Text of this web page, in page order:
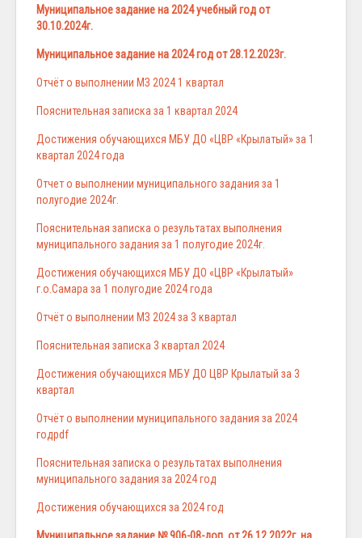
Муниципальное задание на 2024 учебный год от
30.10.2024г.
Муниципальное задание на 2024 год от 28.12.2023г.
Отчёт о выполнении МЗ 2024 1 квартал
Пояснительная записка за 1 квартал 2024
Достижения обучающихся МБУ ДО «ЦВР «Крылатый» за 1
квартал 2024 года
Отчет о выполнении муниципального задания за 1
полугодие 2024г.
Пояснительная записка о результатах выполнения
муниципального задания за 1 полугодие 2024г.
Достижения обучающихся МБУ ДО «ЦВР «Крылатый»
г.о.Самара за 1 полугодие 2024 года
Отчёт о выполнении МЗ 2024 за 3 квартал
Пояснительная записка 3 квартал 2024
Достижения обучающихся МБУ ДО ЦВР Крылатый за 3
квартал
Отчёт о выполнении муниципального задания за 2024
годpdf
Пояснительная записка о результатах выполнения
муниципального задания за 2024 год
Достижения обучающихся за 2024 год